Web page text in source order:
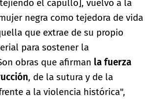
el capullo], vuelvo a la
negra como tejedora de vida
que extrae de su propio
para sostener la
obras que afirman la fuerza
, de la sutura y de la
a la violencia histórica",